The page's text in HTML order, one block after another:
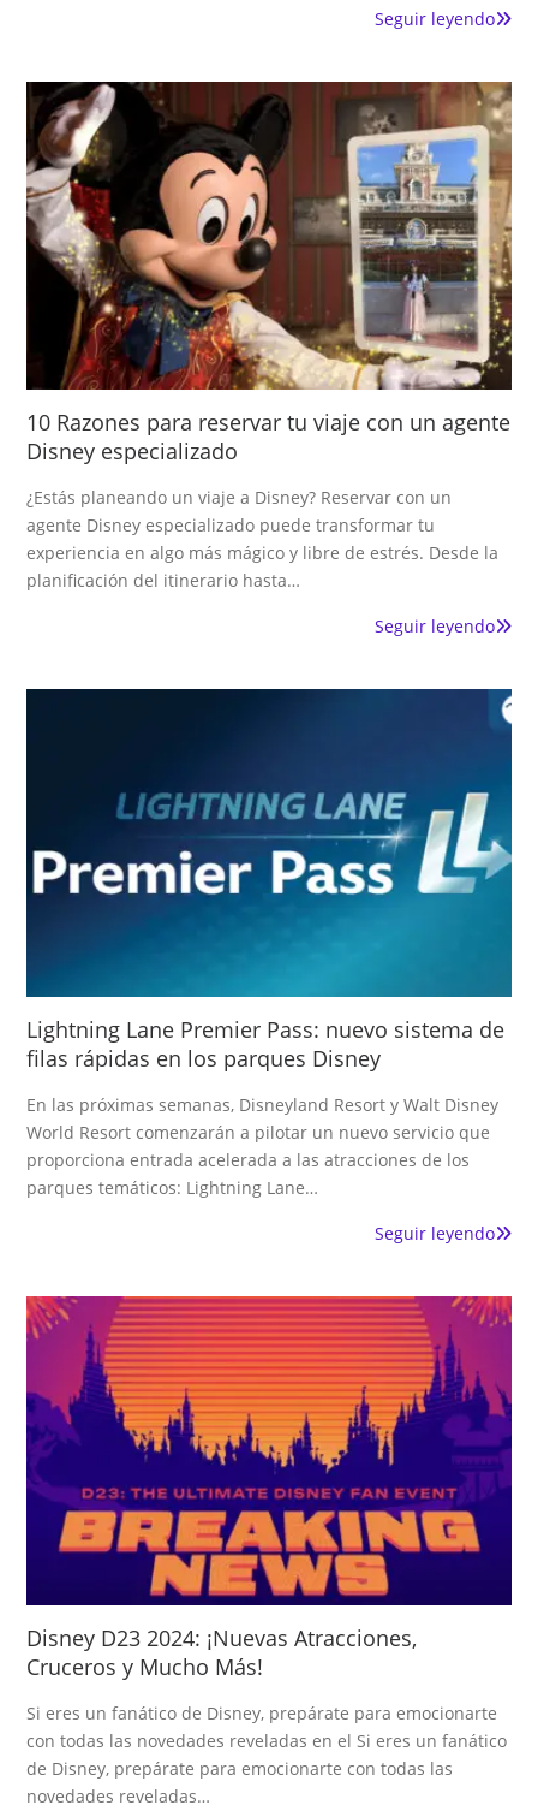
Seguir leyendo
10 Razones para reservar tu viaje con un agente
Disney especializado
¿Estás planeando un viaje a Disney? Reservar con un
agente Disney especializado puede transformar tu
experiencia en algo más mágico y libre de estrés. Desde la
planificación del itinerario hasta…
Seguir leyendo
Lightning Lane Premier Pass: nuevo sistema de
filas rápidas en los parques Disney
En las próximas semanas, Disneyland Resort y Walt Disney
World Resort comenzarán a pilotar un nuevo servicio que
proporciona entrada acelerada a las atracciones de los
parques temáticos: Lightning Lane…
Seguir leyendo
Disney D23 2024: ¡Nuevas Atracciones,
Cruceros y Mucho Más!
Si eres un fanático de Disney, prepárate para emocionarte
con todas las novedades reveladas en el Si eres un fanático
de Disney, prepárate para emocionarte con todas las
novedades reveladas…